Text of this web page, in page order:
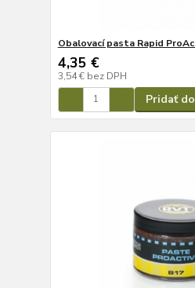
Obalovací pasta Rapid
4,35 €
3,54 € bez DPH
Pridať